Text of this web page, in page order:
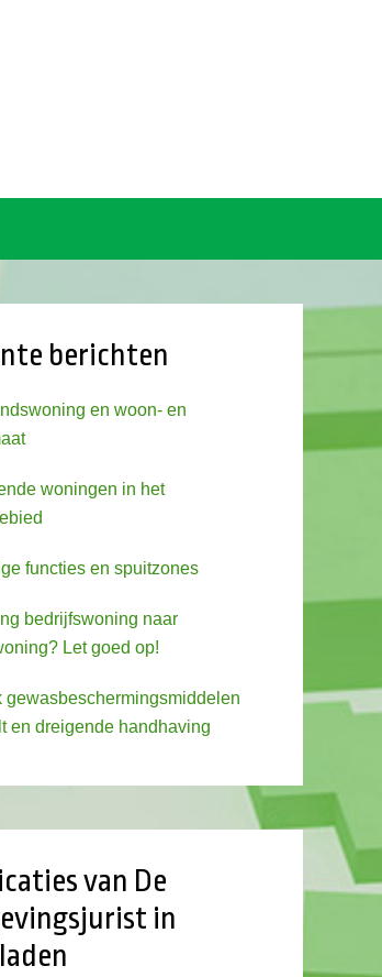
berichten
en woon- en
woningen in het
functies en spuitzones
bedrijfswoning naar
Let goed op!
gewasbeschermingsmiddelen
en dreigende handhaving
van De
in